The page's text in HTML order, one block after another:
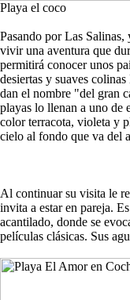
Playa el coco
Pasando por Las
vivir una aventura que
permitirá conocer unos
desiertas y suaves
dan el nombre "del gran
playas lo llenan a uno de
color terracota, violeta y
cielo al fondo que va del
Al continuar su visita le
invita a estar en pareja.
acantilado, donde se
películas clásicas. Sus